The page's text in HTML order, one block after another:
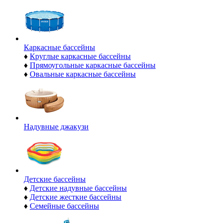
Каркасные бассейны
♦ Круглые каркасные бассейны
♦ Прямоугольные каркасные бассейны
♦ Овальные каркасные бассейны
Надувные джакузи
Детские бассейны
♦ Детские надувные бассейны
♦ Детские жесткие бассейны
♦ Семейные бассейны